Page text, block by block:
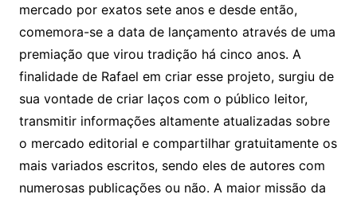
mercado por exatos sete anos e desde então,
comemora-se a data de lançamento através de uma
premiação que virou tradição há cinco anos. A
finalidade de Rafael em criar esse projeto, surgiu de
sua vontade de criar laços com o público leitor,
transmitir informações altamente atualizadas sobre
o mercado editorial e compartilhar gratuitamente os
mais variados escritos, sendo eles de autores com
numerosas publicações ou não. A maior missão da